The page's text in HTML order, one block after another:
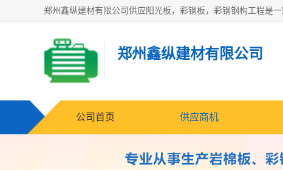
郑州鑫纵建材有限公司
公司首页 供应商机